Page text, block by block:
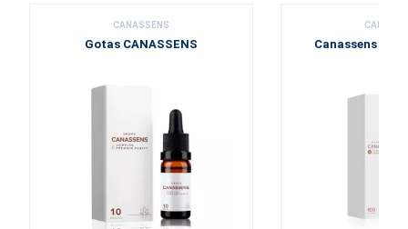
CANASSENS
Gotas CANASSENS Canassens gel